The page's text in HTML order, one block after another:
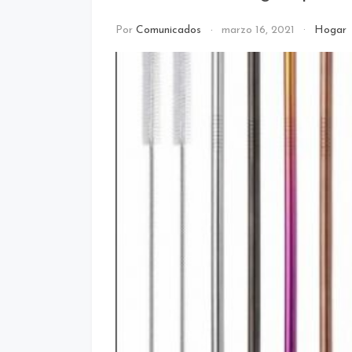
Por Comunicados marzo 16, 2021 Hogar